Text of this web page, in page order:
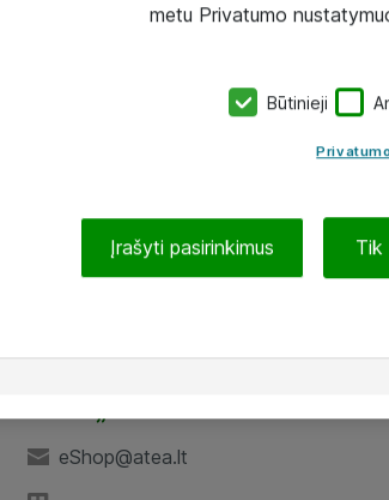
eShop@atea.lt
metu Privatumo
Būtinieji
Įrašyti pasirinkimus Tik